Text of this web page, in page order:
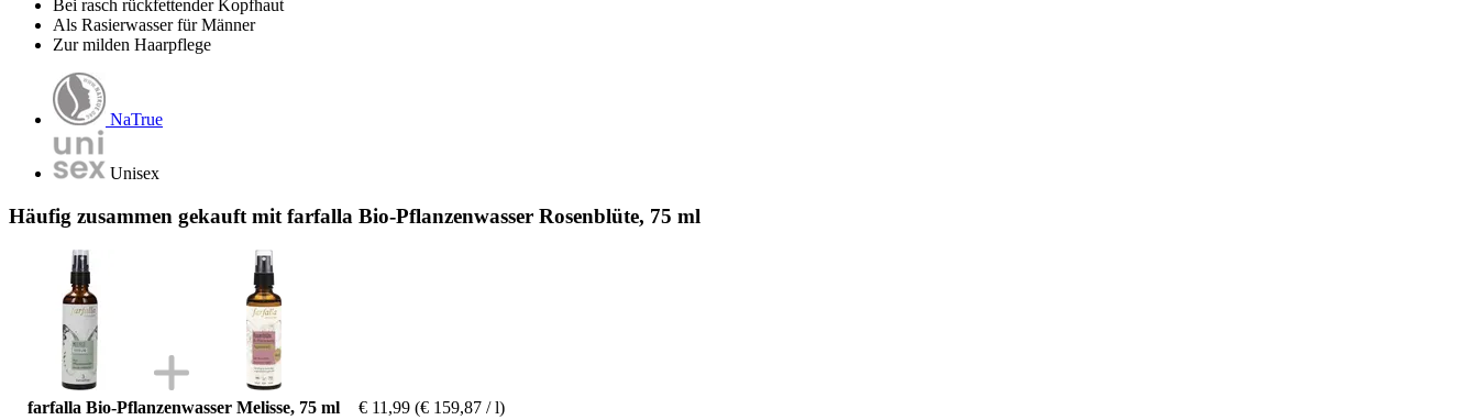
Bei rasch rückfettender Kopfhaut
Als Rasierwasser für Männer
Zur milden Haarpflege
NaTrue
Unisex
Häufig zusammen gekauft mit farfalla Bio-Pflanzenwasser Rosenblüte, 75 ml
farfalla Bio-Pflanzenwasser Melisse, 75 ml € 11,99 (€ 159,87 / l)